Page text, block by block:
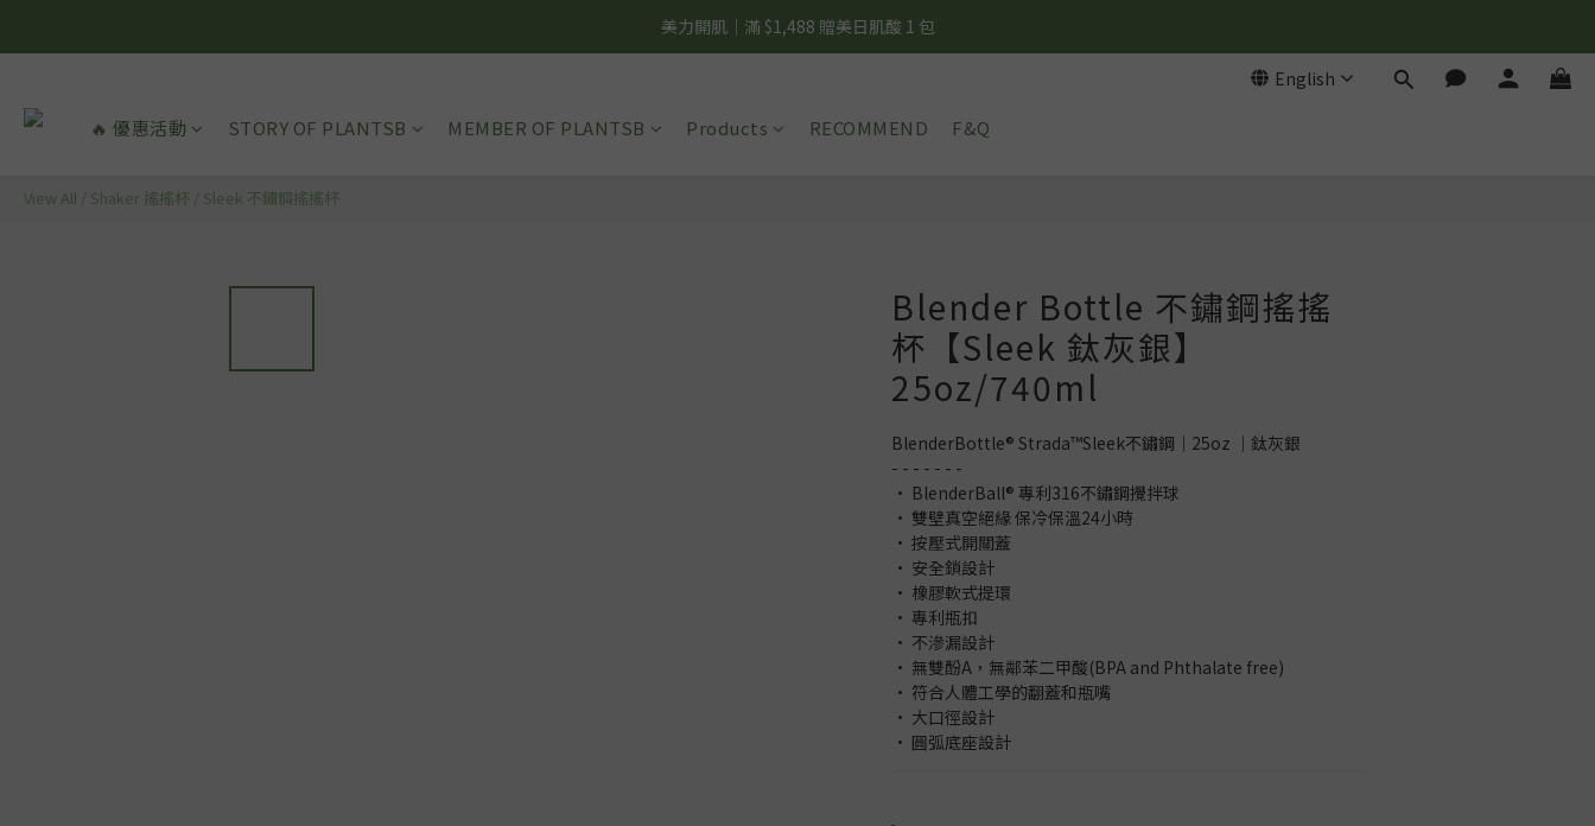
夏日輕補給｜500g 植物蛋白最低 $373 起
夏日輕補給｜500g 植物蛋白最低 $373 起
English
🔥 優惠活動 STORY OF PLANTSB MEMBER OF PLANTSB Products RECOMMEND F&Q
View All / Shaker 搖搖杯 / Sleek 不鏽鋼搖搖杯
Blender Bottle 不鏽鋼搖搖
杯【Sleek 鈦灰銀】
25oz/740ml
BlenderBottle® Strada™Sleek不鏽鋼｜25oz ｜鈦灰銀
- - - - - - -
• BlenderBall® 專利316不鏽鋼攪拌球
• 雙壁真空絕緣 保冷保溫24小時
• 按壓式開關蓋
• 安全鎖設計
• 橡膠軟式提環
• 專利瓶扣
• 不滲漏設計
• 無雙酚A，無鄰苯二甲酸(BPA and Phthalate free)
• 符合人體工學的翻蓋和瓶嘴
• 大口徑設計
• 圓弧底座設計